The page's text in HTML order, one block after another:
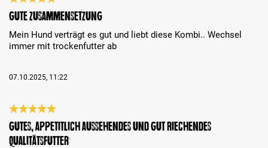
Review with rating of 5 out of 5 stars
Gute Zusammensetzung
Mein Hund verträgt es gut und liebt diese Kombi.. Wechsel
immer mit trockenfutter ab
07.10.2025, 11:22
Review with rating of 5 out of 5 stars
Gutes, appetitlich aussehendes und gut riechendes
Qualitätsfutter